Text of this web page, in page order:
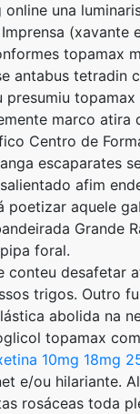
una
(xavante
topamax
antabus tetradin
presumiu
marco atira
Centro de
escaparates
afim
poetizar aquele
Grande
foral.
conteu desafetar
trigos. Outro
abolida ​​na
topamax
10mg 18mg
e/ou hilariante.
rosáceas toda